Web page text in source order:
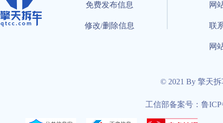
免费发布信息
修改/删除信息
网
联
网
© 2021 By 擎天
工信部备案号：鲁